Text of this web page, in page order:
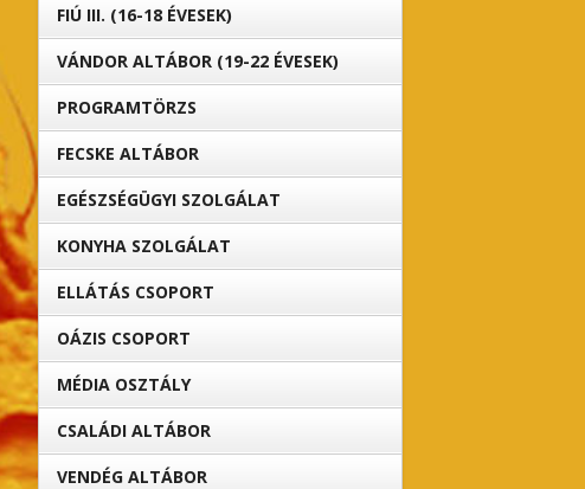
FIÚ III. (16-18 ÉVESEK)
VÁNDOR ALTÁBOR (19-22 ÉVESEK)
PROGRAMTÖRZS
FECSKE ALTÁBOR
EGÉSZSÉGÜGYI SZOLGÁLAT
KONYHA SZOLGÁLAT
ELLÁTÁS CSOPORT
OÁZIS CSOPORT
MÉDIA OSZTÁLY
CSALÁDI ALTÁBOR
VENDÉG ALTÁBOR